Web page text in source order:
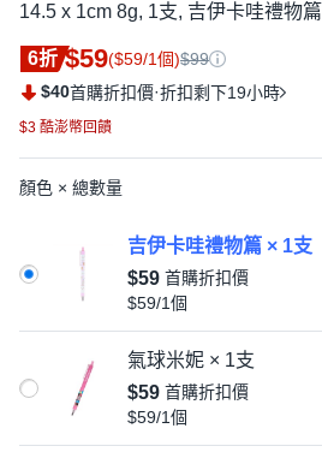
14.5 x 1cm 8g, 1支, 吉伊卡哇禮物篇
6折 $59($59/1個)$99
$40首購折扣價·折扣剩下19小時
$3 酷澎幣回饋
顏色 × 總數量
吉伊卡哇禮物篇 × 1支
$59 首購折扣價
$59/1個
氣球米妮 × 1支
$59 首購折扣價
$59/1個